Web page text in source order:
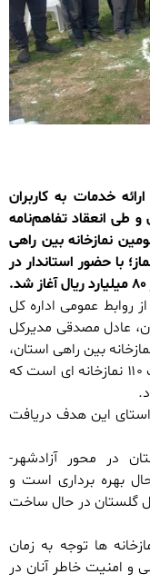
خدمات به کاربران
طی انعقاد تفاهم‌نامه
نمازخانه بین راهی
با حضور استاندار در
روابط عمومی اداره کل
عادل مصدقی مدیرکل
بین راهی استان،
گفت: ساخت این نمازخانه در راستای احداث ۱۱۰ نمازخانه ای است که
این هدف دریافت
دیگر استان در محور آزادشهر-
بهره برداری است و
گلستان در حال ساخت
ها توجه به زمان
و امنیت خاطر آنان در